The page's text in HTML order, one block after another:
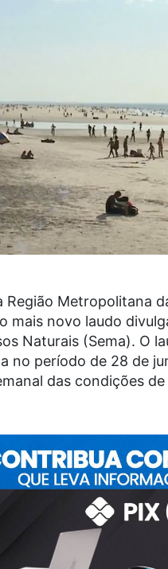
Região Metropolitana
mais novo laudo
Naturais (Sema). O
no período de 28 de
das condições